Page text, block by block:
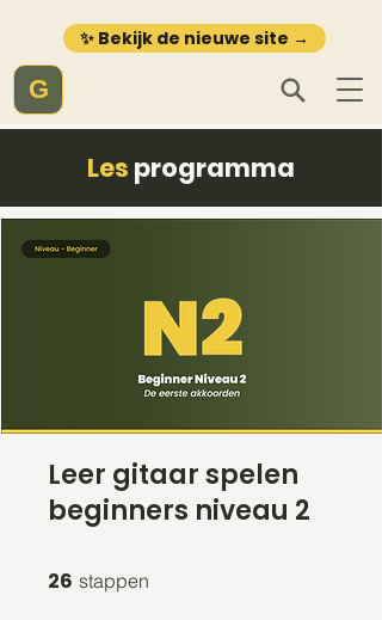
✨ Bekijk de nieuwe site →
G
Les programma
Leer gitaar spelen
beginners niveau 2
26 stappen